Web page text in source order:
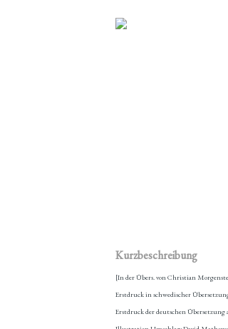
Kurzbeschreibung
[In der Übers. von Christian
Erstdruck in schwedischer
Erstdruck der deutschen